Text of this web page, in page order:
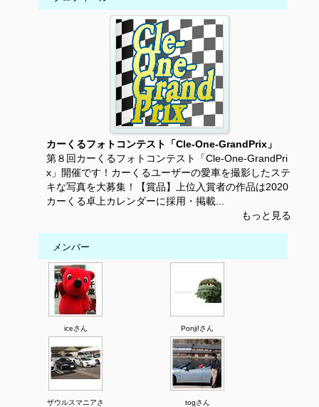
カーくるフォトコンテスト「Cle-One-GrandPrix」
第８回カーくるフォトコンテスト「Cle-One-GrandPri
x」開催です！カーくるユーザーの愛車を撮影したステ
キな写真を大募集！【賞品】上位入賞者の作品は2020
カーくる卓上カレンダーに採用・掲載...
もっと見る
メンバー
iceさん Ponji!さん
ザウルスマニアさ
togさん